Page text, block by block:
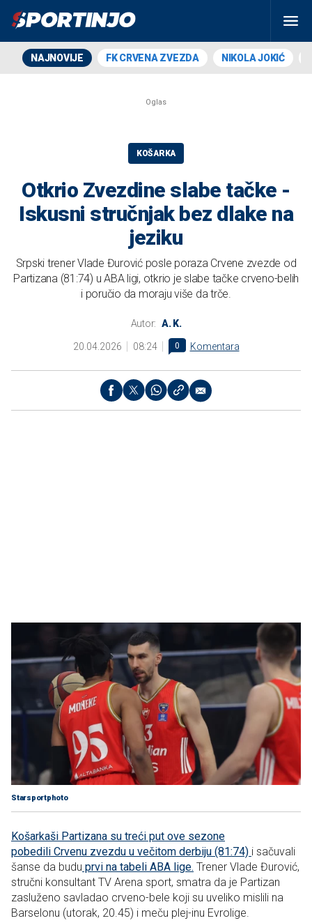
NAJNOVIJE FK CRVENA ZVEZDA NIKOLA JOKIĆ
KOŠARKA
Otkrio Zvezdine slabe tačke -
Iskusni stručnjak bez dlake na
jeziku
Srpski trener Vlade Đurović posle poraza Crvene zvezde od
Partizana (81:74) u ABA ligi, otkrio je slabe tačke crveno-belih
i poručio da moraju više da trče.
Autor: A. K.
20.04.2026 08:24 0 Komentara
Starsportphoto
Košarkaši Partizana su treći put ove sezone
pobedili Crvenu zvezdu u večitom derbiju (81:74) i sačuvali
šanse da budu prvi na tabeli ABA lige. Trener Vlade Đurović,
stručni konsultant TV Arena sport, smatra da je Partizan
zasluženo savladao crveno-bele koji su uveliko mislili na
Barselonu (utorak, 20.45) i meču plej-inu Evrolige.